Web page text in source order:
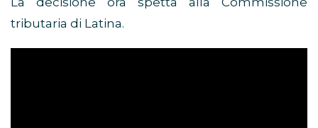
tributaria di Latina.